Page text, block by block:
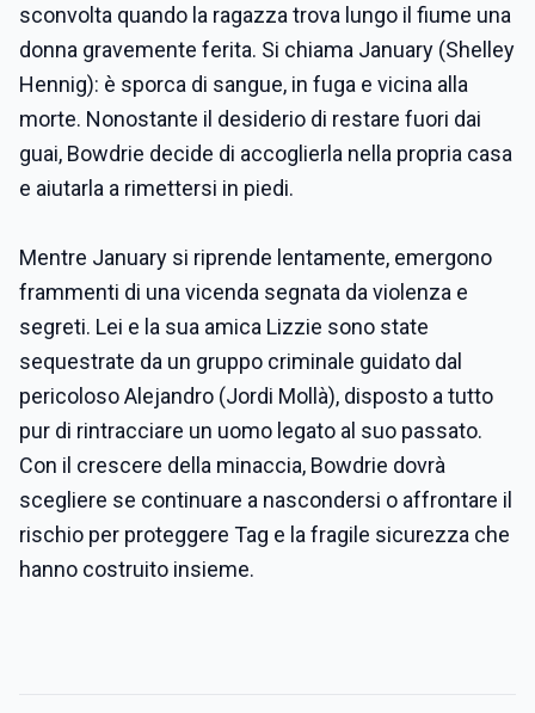
sconvolta quando la ragazza trova lungo il fiume una
donna gravemente ferita. Si chiama January (Shelley
Hennig): è sporca di sangue, in fuga e vicina alla
morte. Nonostante il desiderio di restare fuori dai
guai, Bowdrie decide di accoglierla nella propria casa
e aiutarla a rimettersi in piedi.
Mentre January si riprende lentamente, emergono
frammenti di una vicenda segnata da violenza e
segreti. Lei e la sua amica Lizzie sono state
sequestrate da un gruppo criminale guidato dal
pericoloso Alejandro (Jordi Mollà), disposto a tutto
pur di rintracciare un uomo legato al suo passato.
Con il crescere della minaccia, Bowdrie dovrà
scegliere se continuare a nascondersi o affrontare il
rischio per proteggere Tag e la fragile sicurezza che
hanno costruito insieme.